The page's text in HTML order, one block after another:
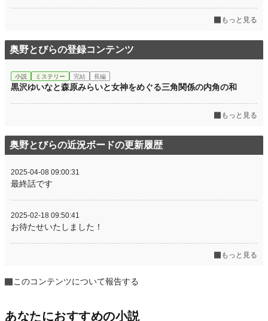
もっと見る
奥野とびらの登録コンテンツ
小説 ミステリー 完結 長編
黒沢ゆいなと森原みらいと女神をめぐる三角関係の内角の和
もっと見る
奥野とびらの近況ボードの更新履歴
2025-04-08 09:00:31
最終話です
2025-02-18 09:50:41
お待たせいたしました！
もっと見る
このコンテンツについて報告する
あなたにおすすめの小説